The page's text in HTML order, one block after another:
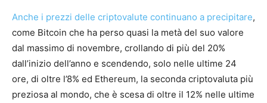
Anche i prezzi delle criptovalute continuano a precipitare,
come Bitcoin che ha perso quasi la metà del suo valore
dal massimo di novembre, crollando di più del 20%
dall’inizio dell’anno e scendendo, solo nelle ultime 24
ore, di oltre l’8% ed Ethereum, la seconda criptovaluta più
preziosa al mondo, che è scesa di oltre il 12% nelle ultime